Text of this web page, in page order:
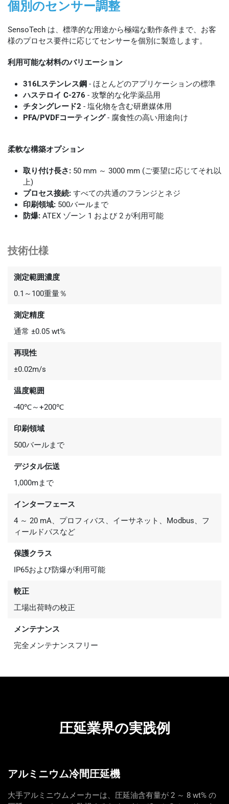
個別のセンサー調整
SensoTech は、標準的な用途から極端な動作条件まで、お客
様のプロセス要件に応じてセンサーを個別に製造します。
利用可能な材料のバリエーション
316Lステンレス鋼 - ほとんどのアプリケーションの標準
ハステロイ C-276 - 攻撃的な化学薬品用
チタングレード2 - 塩化物を含む研磨媒体用
PFA/PVDFコーティング - 腐食性の高い用途向け
柔軟な構築オプション
取り付け長さ: 50 mm ～ 3000 mm (ご要望に応じてそれ以
上)
プロセス接続: すべての共通のフランジとネジ
印刷領域: 500バールまで
防爆: ATEX ゾーン 1 および 2 が利用可能
技術仕様
測定範囲濃度
0.1～100重量％
測定精度
通常 ±0.05 wt%
再現性
±0.02m/s
温度範囲
-40℃～+200℃
印刷領域
500バールまで
デジタル伝送
1,000mまで
インターフェース
4 ～ 20 mA、プロフィバス、イーサネット、Modbus、フ
ィールドバスなど
保護クラス
IP65および防爆が利用可能
較正
工場出荷時の校正
メンテナンス
完全メンテナンスフリー
圧延業界の実践例
アルミニウム冷間圧延機
大手アルミニウムメーカーは、圧延油含有量が 2 ～ 8 wt% の